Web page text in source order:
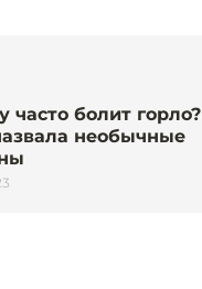
часто болит горло?
необычные